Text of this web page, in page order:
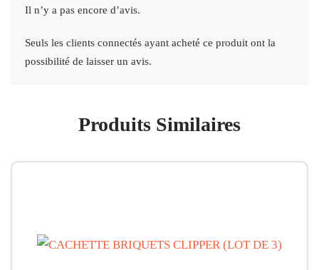
Il n’y a pas encore d’avis.
Seuls les clients connectés ayant acheté ce produit ont la
possibilité de laisser un avis.
Produits Similaires